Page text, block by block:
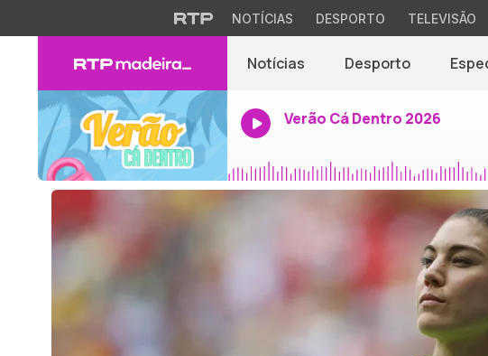
NOTÍCIAS DESPORTO TELEVISÃO
Notícias Desporto
Verão Cá Dentro 2026